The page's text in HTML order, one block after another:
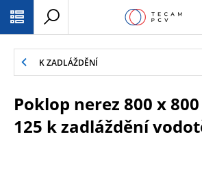
K ZADLÁŽDĚNÍ
Poklop nerez 800 x 800
125 k zadláždění